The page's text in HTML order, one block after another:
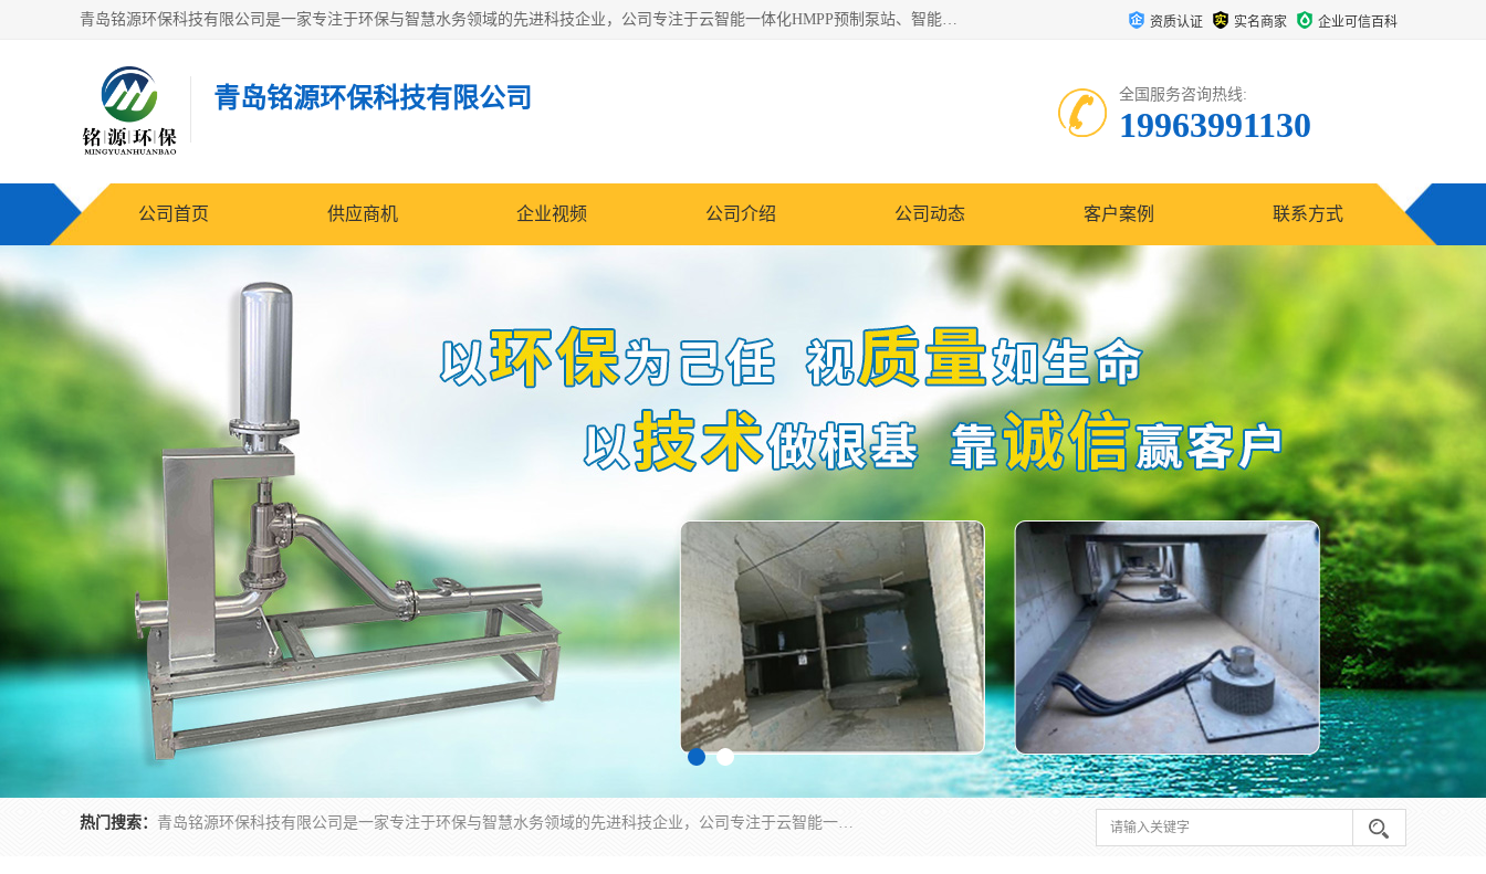
青岛铭源环保科技有限公司是一家专注于环保与智慧水务领域的先进科技企业，公司专注于云智能一体化HMPP预制泵站、智能截流井设备、调蓄池雨洪管理设备、水务循环利用、云智慧水务开发及新型环保技术研发等领域。 资质认证 实名商家 企业可信百科
青岛铭源环保科技有限公司 全国服务咨询热线:
19963991130
公司首页 供应商机 企业视频 公司介绍 公司动态 客户案例 联系方式
热门搜索： 青岛铭源环保科技有限公司是一家专注于环保与智慧水务领域的先进科技企业，公司专注于云智能一体化HMPP预制泵站、智能截流井设备、调蓄池雨洪管理设备、水务循环利用、云智慧水务开发及新型环保技术研发等领域。